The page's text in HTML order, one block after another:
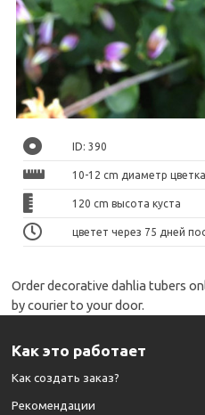
ID: 390
10-12 cm диаметр цветка
120 cm высота куста
цветет через 75 дней
Order decorative dahlia tubers
by courier to your door.
Как это работает
Как создать заказ?
Рекомендации